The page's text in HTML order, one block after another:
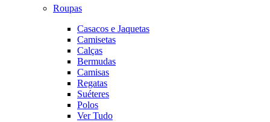
Roupas
Casacos e Jaquetas
Camisetas
Calças
Bermudas
Camisas
Regatas
Suéteres
Polos
Ver Tudo